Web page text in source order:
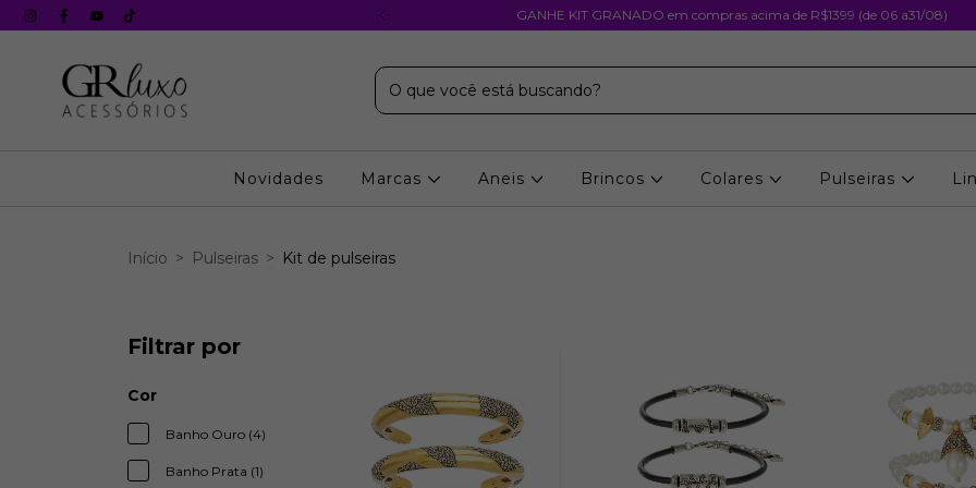
s/ juros em todos os cartões GANHE KIT GRANADO em compras acima de R$1399 (de 06 a31/08)
Novidades Marcas Aneis Brincos Colares Pulseiras
Início > Pulseiras > Kit de pulseiras
Filtrar por
Cor
Banho Ouro (4)
Banho Prata (1)